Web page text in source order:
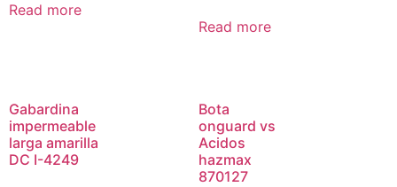
Read more
Read more
Gabardina
impermeable
larga amarilla
DC I-4249
Bota
onguard vs
Acidos
hazmax
870127